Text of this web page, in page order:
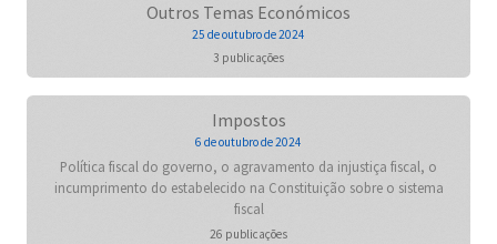
Outros Temas Económicos
25 de outubro de 2024
3 publicações
Impostos
6 de outubro de 2024
Política fiscal do governo, o agravamento da injustiça fiscal, o
incumprimento do estabelecido na Constituição sobre o sistema
fiscal
26 publicações